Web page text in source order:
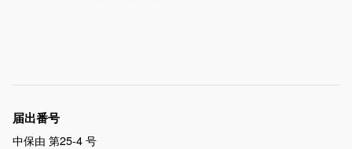
届出番号
中保由 第25-4 号